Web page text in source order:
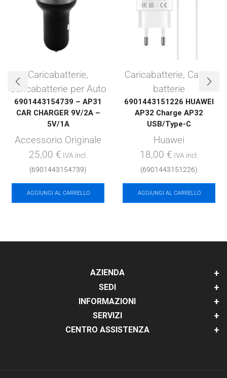
Caricabatterie,
Caricabatterie per Auto
6901443154739 – AP31
CAR CHARGER 9V/2A –
5V/1A
Accessorio Originale
25,00 € IVA incl.
(6901443154739)
AGGIUNGI AL CARRELLO
Caricabatterie, Carica
batterie
6901443151226 HUAWEI
AP32 Charge AP32
USB/Type-C
Huawei
18,00 € IVA incl.
(6901443151226)
AGGIUNGI AL CARRELLO
AZIENDA
SEDI
INFORMAZIONI
SERVIZI
CENTRO ASSISTENZA